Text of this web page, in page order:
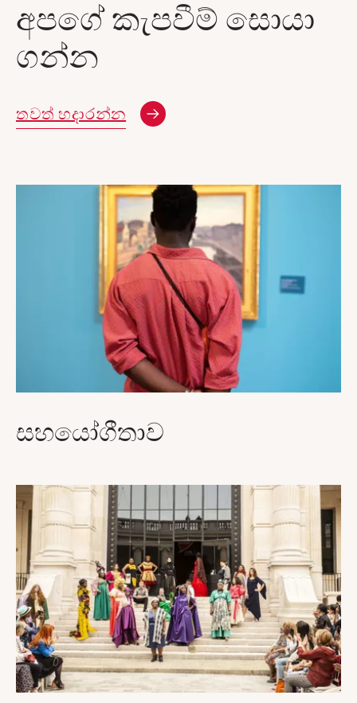
අපගේ කැපවීම් සොයා
ගන්න
තවත් හදාරන්න
සහයෝගීතාව